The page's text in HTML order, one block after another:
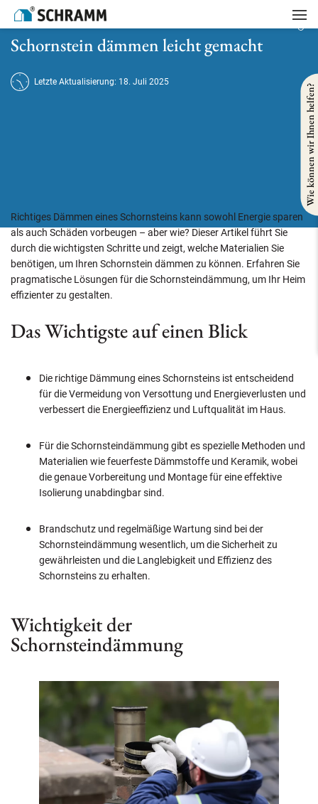
Startseite
Schornstein dämmen leicht gemacht
Schornstein dämmen leicht gemacht
Letzte Aktualisierung: 18. Juli 2025
Richtiges Dämmen eines Schornsteins kann sowohl Energie sparen
als auch Schäden vorbeugen – aber wie? Dieser Artikel führt Sie
durch die wichtigsten Schritte und zeigt, welche Materialien Sie
benötigen, um Ihren Schornstein dämmen zu können. Erfahren Sie
pragmatische Lösungen für die Schornsteindämmung, um Ihr Heim
effizienter zu gestalten.
Das Wichtigste auf einen Blick
Die richtige Dämmung eines Schornsteins ist entscheidend
für die Vermeidung von Versottung und Energieverlusten und
verbessert die Energieeffizienz und Luftqualität im Haus.
Für die Schornsteindämmung gibt es spezielle Methoden und
Materialien wie feuerfeste Dämmstoffe und Keramik, wobei
die genaue Vorbereitung und Montage für eine effektive
Isolierung unabdingbar sind.
Brandschutz und regelmäßige Wartung sind bei der
Schornsteindämmung wesentlich, um die Sicherheit zu
gewährleisten und die Langlebigkeit und Effizienz des
Schornsteins zu erhalten.
Wichtigkeit der
Schornsteindämmung
Wie können wir Ihnen helfen?